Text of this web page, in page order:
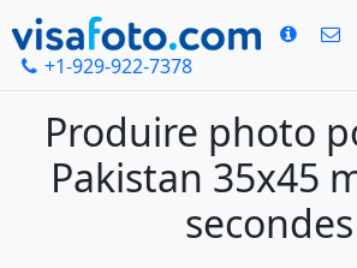
+1-929-922-7378
Produire photo
Pakistan 35x45
secondes